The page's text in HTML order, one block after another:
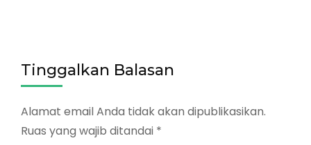
Tinggalkan Balasan
Alamat email Anda tidak akan dipublikasikan.
Ruas yang wajib ditandai *